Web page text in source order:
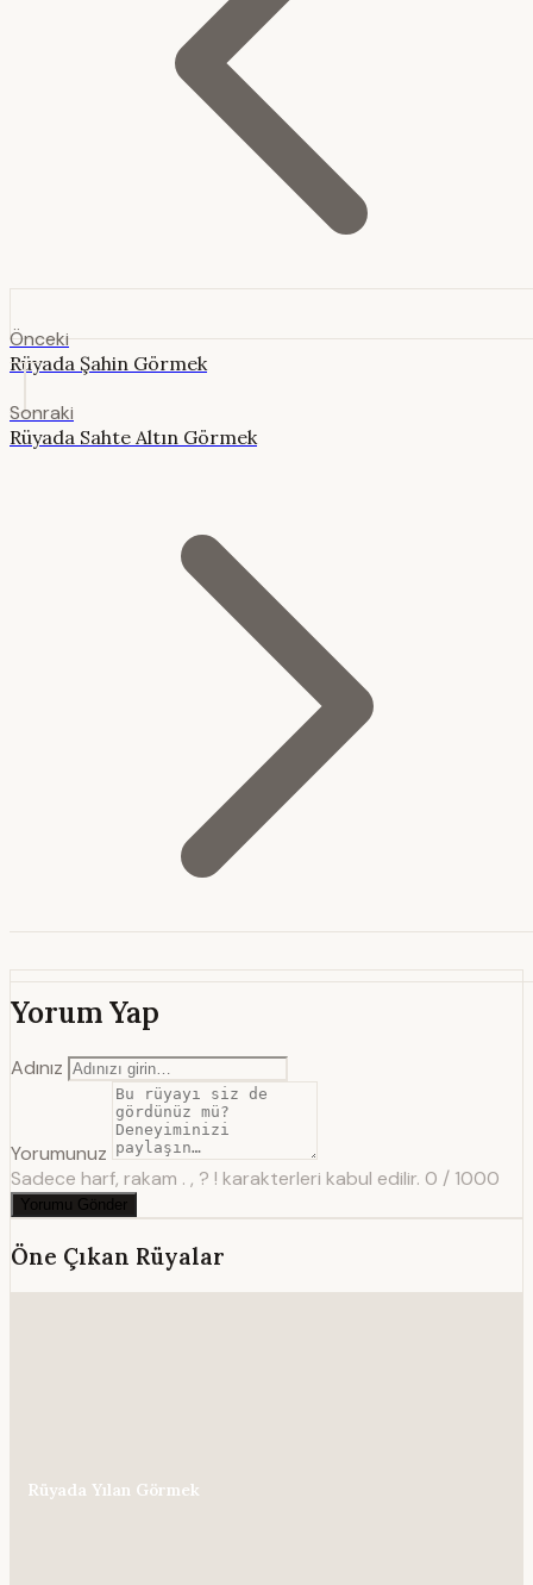
Önceki
Rüyada Şahin Görmek
Sonraki
Rüyada Sahte Altın Görmek
Yorum Yap
Adınız
Yorumunuz
Sadece harf, rakam . , ? ! karakterleri kabul edilir. 0 / 1000
Yorumu Gönder
Öne Çıkan Rüyalar
Rüyada Yılan Görmek